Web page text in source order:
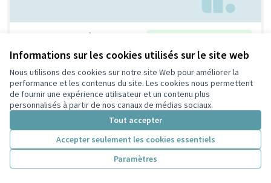
Informations sur les cookies utilisés sur le site web
Nous utilisons des cookies sur notre site Web pour améliorer la
performance et les contenus du site. Les cookies nous permettent
de fournir une expérience utilisateur et un contenu plus
personnalisés à partir de nos canaux de médias sociaux.
Tout accepter
Accepter seulement les cookies essentiels
Paramètres
Un repair café !
Bertrand
6 9